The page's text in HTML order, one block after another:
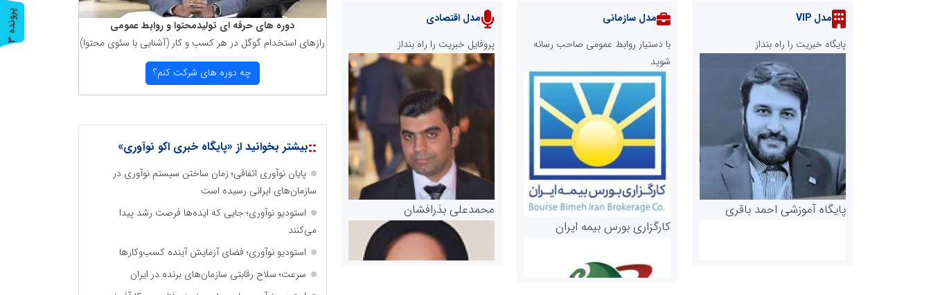
مدل VIP
پایگاه خبریت را راه بنداز
پایگاه آموزشی احمد باقری
مدل سازمانی
با دستیار روابط عمومی صاحب رسانه
شوید
کارگزاری بورس بیمه ایران
مدل اقتصادی
پروفایل خبریت را راه بنداز
محمدعلی بذرافشان
دوره های حرفه ای تولیدمحتوا و روابط عمومی
رازهای استخدام گوگل در هر كسب و كار (آشنایی با سئوی محتوا)
چه دوره های شركت كنم؟
::بیشتر بخوانید از «پایگاه خبری اکو نوآوری»
پایان نوآوری اتفاقی؛ زمان ساختن سیستم نوآوری در
سازمان‌های ایرانی رسیده است
استودیو نوآوری؛ جایی که ایده‌ها فرصت رشد پیدا
می‌کنند
استودیو نوآوری؛ فضای آزمایش آینده کسب‌وکارها
سرعت؛ سلاح رقابتی سازمان‌های برنده در ایران
پ
ر
و
ن
د
ه
3